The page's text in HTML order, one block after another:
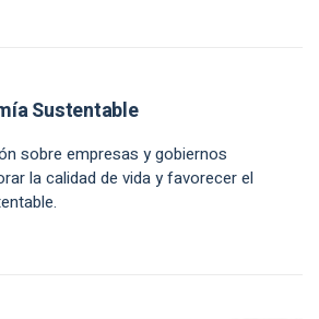
Sustentable
sobre empresas y gobiernos
la calidad de vida y favorecer el